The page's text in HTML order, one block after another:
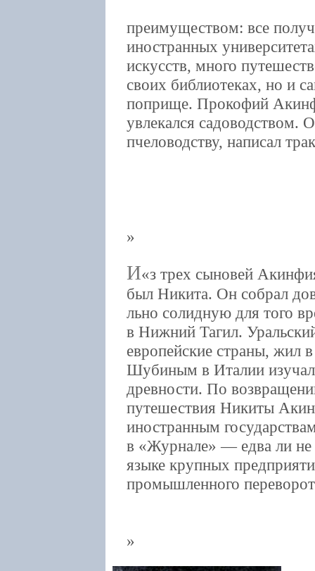
преимуществом: все
иностранных
искусств, много
своих библиотеках, но и
поприще. Прокофий
увлекался садоводством.
пчеловодству, написал
И з трех сыновей
был Никита. Он собрал
льно солидную для того
в Нижний Тагил.
европейские страны, жил
Шубиным в Италии
древности. По
путешествия Никиты
иностранным
в «Журнале» — едва ли не
языке крупных
промышленного